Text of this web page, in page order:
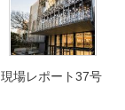
現場レポート37号